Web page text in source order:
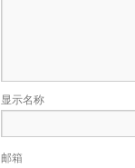
显示名称
邮箱